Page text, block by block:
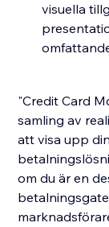
visuella
"Credit Card
samling av
att visa upp
om du är en